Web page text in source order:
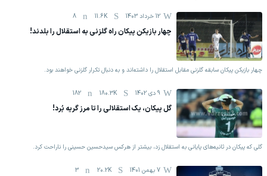
12 خرداد 1403 11.6K
8
چهار بازیکن پیکان راه گلزنی به استقلال را بلدند!
چهار بازیکن پیکان سابقه گلزنی مقابل استقلال را داشته‌اند و به دنبال تکرار گلزنی خواهند بود.
9 دی 1402 180.3K
182
گل پیکان، یک استقلالی را تا مرز گریه بُرد!
گلی که پیکان در ثانیه‌های پایانی به استقلال زد، بیشتر از هرکس سیدحسین حسینی را ناراحت کرد.
7 بهمن 1401 20.2K
3